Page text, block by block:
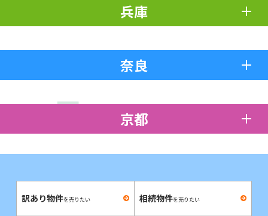
兵庫
奈良
京都
訳あり物件を売りたい 相続物件を売りたい